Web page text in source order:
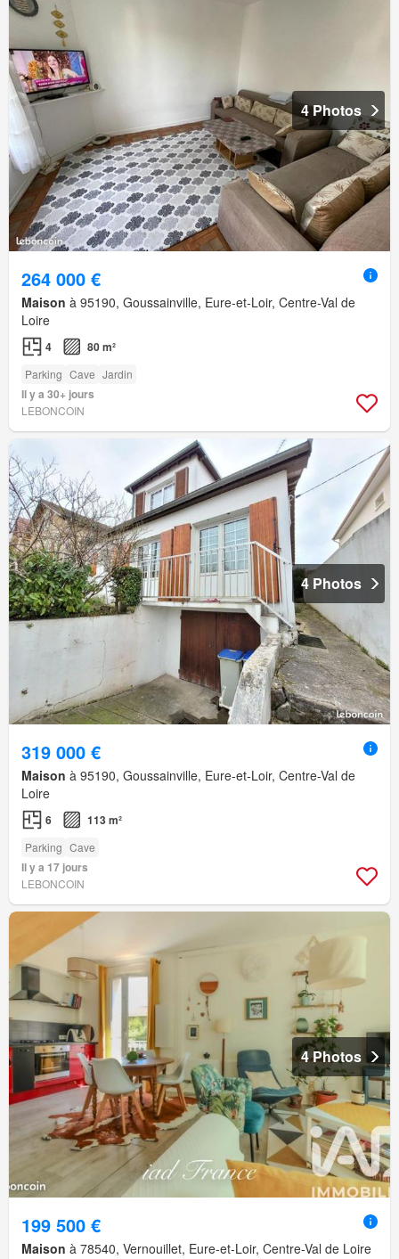
4 Photos
264 000 €
Maison à 95190, Goussainville, Eure-et-Loir, Centre-Val de
Loire
4 80 m²
Parking Cave Jardin
Il y a 30+ jours
LEBONCOIN
4 Photos
319 000 €
Maison à 95190, Goussainville, Eure-et-Loir, Centre-Val de
Loire
6 113 m²
Parking Cave
Il y a 17 jours
LEBONCOIN
4 Photos
199 500 €
Maison à 78540, Vernouillet, Eure-et-Loir, Centre-Val de Loire